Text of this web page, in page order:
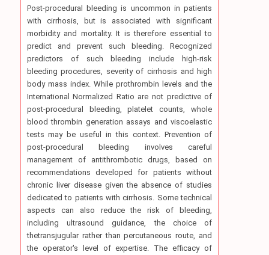
Post-procedural bleeding is uncommon in patients
with cirrhosis, but is associated with significant
morbidity and mortality. It is therefore essential to
predict and prevent such bleeding. Recognized
predictors of such bleeding include high-risk
bleeding procedures, severity of cirrhosis and high
body mass index. While prothrombin levels and the
International Normalized Ratio are not predictive of
post-procedural bleeding, platelet counts, whole
blood thrombin generation assays and viscoelastic
tests may be useful in this context. Prevention of
post-procedural bleeding involves careful
management of antithrombotic drugs, based on
recommendations developed for patients without
chronic liver disease given the absence of studies
dedicated to patients with cirrhosis. Some technical
aspects can also reduce the risk of bleeding,
including ultrasound guidance, the choice of
thetransjugular rather than percutaneous route, and
the operator's level of expertise. The efficacy of